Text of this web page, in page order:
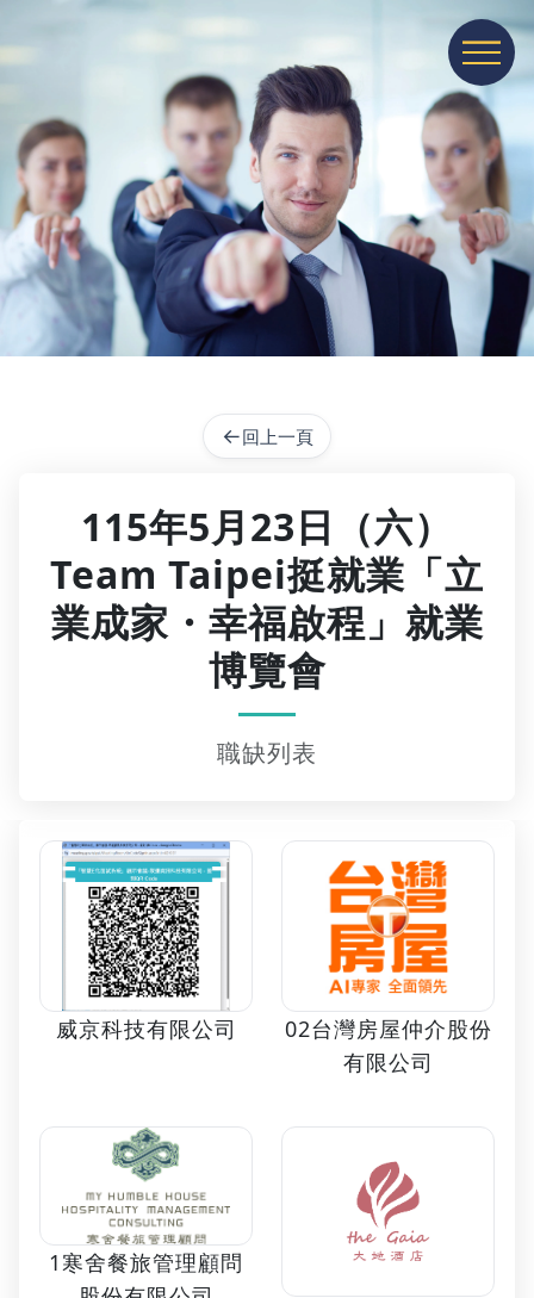
展開或收
←回上一頁
115年5月23日（六）
Team Taipei挺就業「立
業成家・幸福啟程」就業
博覽會
職缺列表
威京科技有限公司
02台灣房屋仲介股份
有限公司
1寒舍餐旅管理顧問